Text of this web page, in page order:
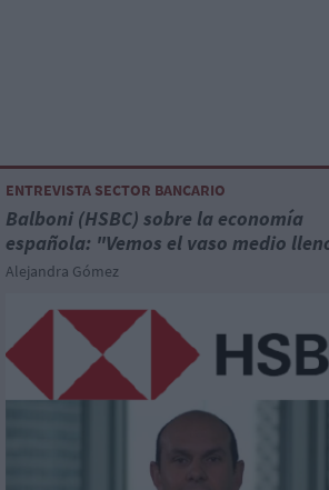
ENTREVISTA SECTOR BANCARIO
Balboni (HSBC) sobre la economía
española: "Vemos el vaso medio
Alejandra Gómez